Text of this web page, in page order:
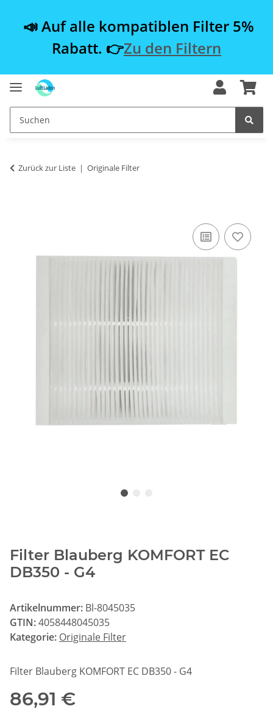
📣 Auf alle kompatiblen Filter 5%
Rabatt. 👉Zu den Filtern
Zurück zur Liste Originale Filter
Filter Blauberg KOMFORT EC
DB350 - G4
Artikelnummer: Bl-8045035
GTIN:4058448045035
Kategorie: Originale Filter
Filter Blauberg KOMFORT EC DB350 - G4
86,91 €